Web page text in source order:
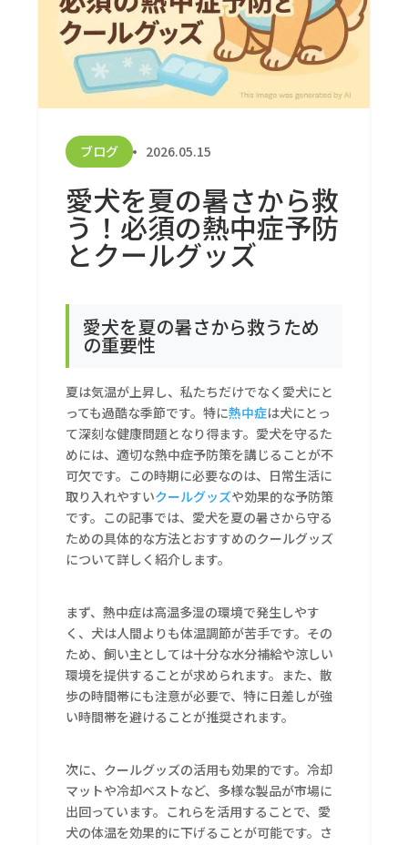
ブログ 2026.05.15
愛犬を夏の暑さから救
う！必須の熱中症予防
とクールグッズ
愛犬を夏の暑さから救うため
の重要性
夏は気温が上昇し、私たちだけでなく愛犬にと
っても過酷な季節です。特に熱中症は犬にとっ
て深刻な健康問題となり得ます。愛犬を守るた
めには、適切な熱中症予防策を講じることが不
可欠です。この時期に必要なのは、日常生活に
取り入れやすいクールグッズや効果的な予防策
です。この記事では、愛犬を夏の暑さから守る
ための具体的な方法とおすすめのクールグッズ
について詳しく紹介します。
まず、熱中症は高温多湿の環境で発生しやす
く、犬は人間よりも体温調節が苦手です。その
ため、飼い主としては十分な水分補給や涼しい
環境を提供することが求められます。また、散
歩の時間帯にも注意が必要で、特に日差しが強
い時間帯を避けることが推奨されます。
次に、クールグッズの活用も効果的です。冷却
マットや冷却ベストなど、多様な製品が市場に
出回っています。これらを活用することで、愛
犬の体温を効果的に下げることが可能です。さ